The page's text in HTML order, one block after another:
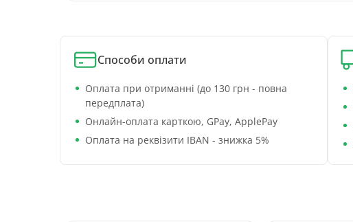
Способи оплати
Оплата при отриманні (до 130 грн - повна
передплата)
Онлайн-оплата карткою, GPay, ApplePay
Оплата на реквізити IBAN - знижка 5%